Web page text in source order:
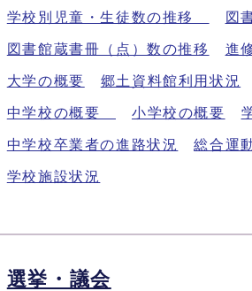
学校別児童・生徒数の推移 図
図書館蔵書冊（点）数の推移 進
大学の概要 郷土資料館利用状況
中学校の概要 小学校の概要
中学校卒業者の進路状況 総合運
学校施設状況
選挙・議会